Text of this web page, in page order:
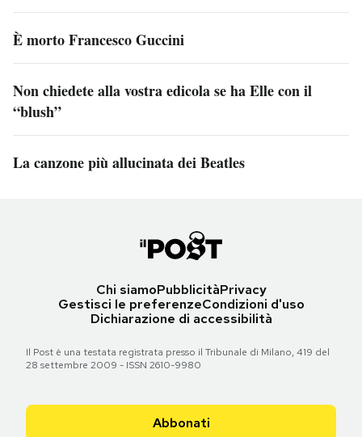
È morto Francesco Guccini
Non chiedete alla vostra edicola se ha Elle con il
“blush”
La canzone più allucinata dei Beatles
Chi siamoPubblicitàPrivacy
Gestisci le preferenzeCondizioni d'uso
Dichiarazione di accessibilità
Il Post è una testata registrata presso il Tribunale di Milano, 419 del
28 settembre 2009 - ISSN 2610-9980
Abbonati